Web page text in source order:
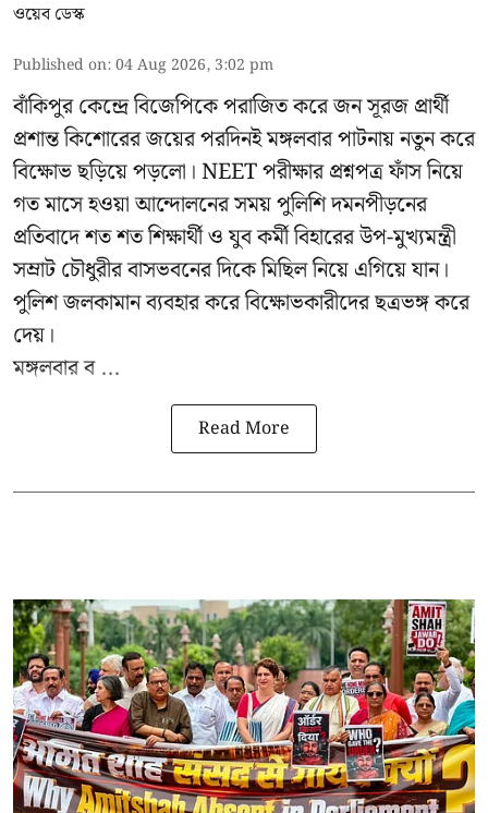
ওয়েব ডেস্ক
Published on:04 Aug 2026, 3:02 pm
বাঁকিপুর কেন্দ্রে বিজেপিকে পরাজিত করে জন সূরজ প্রার্থী
প্রশান্ত কিশোরের জয়ের পরদিনই মঙ্গলবার পাটনায় নতুন করে
বিক্ষোভ ছড়িয়ে পড়লো। NEET পরীক্ষার প্রশ্নপত্র ফাঁস নিয়ে
গত মাসে হওয়া আন্দোলনের সময় পুলিশি দমনপীড়নের
প্রতিবাদে শত শত শিক্ষার্থী ও যুব কর্মী বিহারের উপ-মুখ্যমন্ত্রী
সম্রাট চৌধুরীর বাসভবনের দিকে মিছিল নিয়ে এগিয়ে যান।
পুলিশ জলকামান ব্যবহার করে বিক্ষোভকারীদের ছত্রভঙ্গ করে
দেয়।
মঙ্গলবার ব ...
Read More